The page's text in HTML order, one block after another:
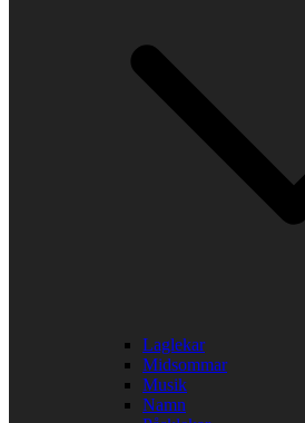
Laglekar
Midsommar
Musik
Namn